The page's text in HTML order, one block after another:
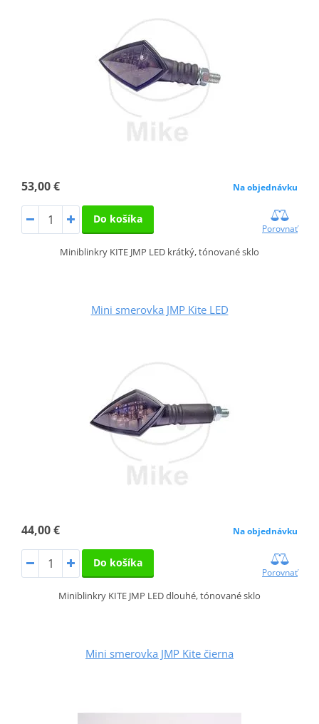
53,00 € Na objednávku
Do košíka
Porovnať
Miniblinkry KITE JMP LED krátký, tónované sklo
Mini smerovka JMP Kite LED
44,00 € Na objednávku
Do košíka
Porovnať
Miniblinkry KITE JMP LED dlouhé, tónované sklo
Mini smerovka JMP Kite čierna